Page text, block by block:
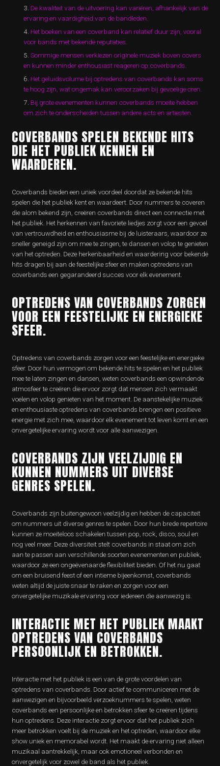
De kwaliteit van de uitvoering kan variëren, afhankelijk van de
ervaring en vaardigheid van de bandleden.
Het boeken van een coverband kan relatief duur zijn, vooral
voor bands met bekende reputaties.
Sommige mensen verkiezen originele muziek boven covers
en kunnen minder enthousiast reageren op coverbands.
Het geluidsvolume bij optredens van coverbands kan soms
te hoog zijn, wat ongemak kan veroorzaken bij gevoelige oren.
Bij grote evenementen kunnen coverbands moeite hebben
om zich te onderscheiden tussen andere acts en artiesten.
COVERBANDS SPELEN BEKENDE HITS
DIE HET PUBLIEK KENNEN EN
WAARDEREN.
Coverbands bieden een uniek voordeel doordat ze bekende hits
spelen die het publiek kent en waardeert. Door nummers te coveren
die alom bekend zijn, creëren coverbands direct een connectie met
het publiek. Het herkennen van favoriete liedjes zorgt voor een gevoel
van vertrouwdheid en enthousiasme bij de luisteraars, waardoor ze
sneller geneigd zijn om mee te zingen, te dansen en volop te genieten
van het optreden. Deze herkenbaarheid en waardering voor bekende
hits dragen bij aan de feestelijke sfeer en maken optredens van
coverbands een gegarandeerd succes voor elk evenement.
OPTREDENS VAN COVERBANDS ZORGEN
VOOR EEN FEESTELIJKE EN ENERGIEKE
SFEER.
Optredens van coverbands zorgen voor een feestelijke en energieke
sfeer. Door hun vermogen om bekende hits te spelen en het publiek
mee te laten zingen en dansen, weten coverbands een opwindende
atmosfeer te creëren die ervoor zorgt dat mensen zich vermaakt
voelen en volop genieten van het moment. De aanstekelijke muziek
en enthousiaste optredens van coverbands brengen een positieve
energie met zich mee, waardoor elk evenement tot leven komt en een
onvergetelijke ervaring wordt voor alle aanwezigen.
COVERBANDS ZIJN VEELZIJDIG EN
KUNNEN NUMMERS UIT DIVERSE
GENRES SPELEN.
Coverbands zijn buitengewoon veelzijdig en hebben de capaciteit
om nummers uit diverse genres te spelen. Door hun brede repertoire
kunnen ze moeiteloos schakelen tussen pop, rock, disco, soul en
nog veel meer. Deze diversiteit stelt coverbands in staat om zich
aan te passen aan verschillende soorten evenementen en publiek,
waardoor ze een ongeëvenaarde flexibiliteit bieden. Of het nu gaat
om een bruisend feest of een intieme bijeenkomst, coverbands
weten altijd de juiste snaar te raken en zorgen voor een
onvergetelijke muzikale ervaring voor iedereen die aanwezig is.
INTERACTIE MET HET PUBLIEK MAAKT
OPTREDENS VAN COVERBANDS
PERSOONLIJK EN BETROKKEN.
Interactie met het publiek is een van de grote voordelen van
optredens van coverbands. Door actief te communiceren met de
aanwezigen en bijvoorbeeld verzoeknummers te spelen, weten
coverbands een persoonlijke en betrokken sfeer te creëren tijdens
hun optredens. Deze interactie zorgt ervoor dat het publiek zich
meer betrokken voelt bij de muziek en het optreden, waardoor elke
show uniek en memorabel wordt. Het maakt de ervaring niet alleen
muzikaal aantrekkelijk, maar ook emotioneel verbonden en
onvergetelijk voor zowel de band als het publiek.